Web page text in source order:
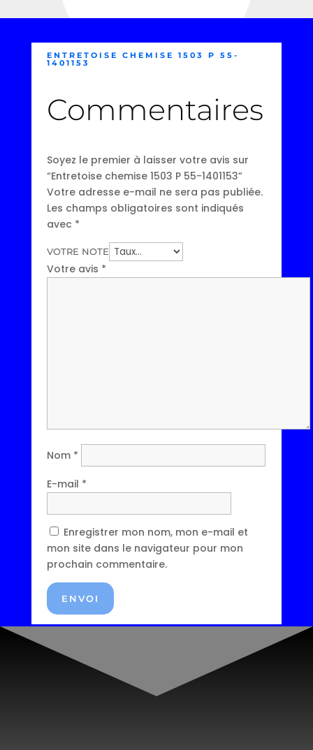
ENTRETOISE CHEMISE 1503 P 55-
1401153
Commentaires
Soyez le premier à laisser votre avis sur
“Entretoise chemise 1503 P 55-1401153”
Votre adresse e-mail ne sera pas publiée.
Les champs obligatoires sont indiqués
avec *
VOTRE NOTE
Votre avis *
Nom *
E-mail *
Enregistrer mon nom, mon e-mail et
mon site dans le navigateur pour mon
prochain commentaire.
ENVOI